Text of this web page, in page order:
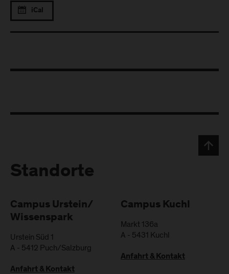
iCal
Standorte
Campus Urstein/
Wissenspark
Urstein Süd 1
A - 5412 Puch/Salzburg
Anfahrt & Kontakt
Campus Kuchl
Markt 136a
A - 5431 Kuchl
Anfahrt & Kontakt